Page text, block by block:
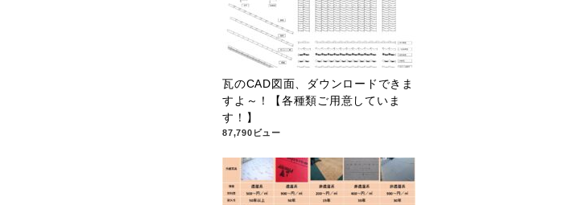
瓦のCAD図面、ダウンロードできま
すよ～！【各種類ご用意していま
す！】
87,790ビュー